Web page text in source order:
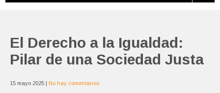
El Derecho a la Igualdad:
Pilar de una Sociedad Justa
15 mayo 2025 | No hay comentarios